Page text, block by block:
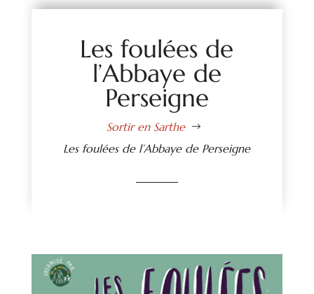
Les foulées de
l’Abbaye de
Perseigne
Sortir en Sarthe $
Les foulées de l’Abbaye de Perseigne